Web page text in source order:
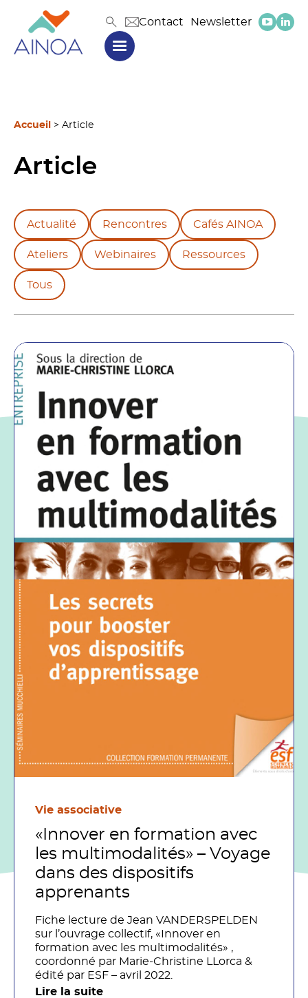
Contact Newsletter
Accueil > Article
Article
Actualité Rencontres Cafés AINOA
Ateliers Webinaires Ressources
Tous
Vie associative
«Innover en formation avec
les multimodalités» – Voyage
dans des dispositifs
apprenants
Fiche lecture de Jean VANDERSPELDEN
sur l’ouvrage collectif, «Innover en
formation avec les multimodalités» ,
coordonné par Marie-Christine LLorca &
édité par ESF – avril 2022.
Lire la suite